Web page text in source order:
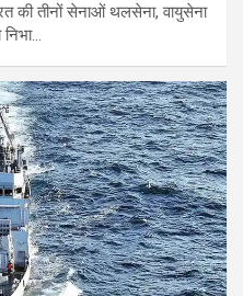
की तीनों सेनाओं थलसेना, वायुसेना